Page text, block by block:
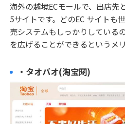
海外の越境ECモールで、出店先
5サイトです。どのEC サイトも
売システムもしっかりしている
を広げることができるというメ
・タオバオ(淘宝网)